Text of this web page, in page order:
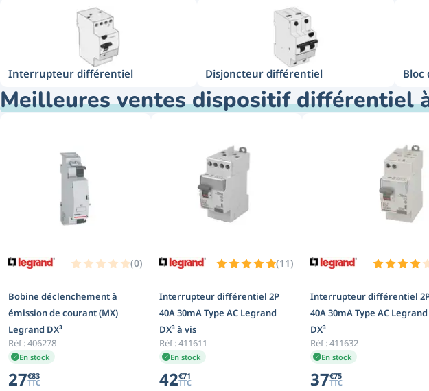
Interrupteur différentiel Disjoncteur différentiel Bloc
Meilleures ventes dispositif différentiel
(0)
Bobine déclenchement à
émission de courant (MX)
Legrand DX³
Réf :406278
En stock
27€83
TTC
(11)
Interrupteur différentiel 2P
40A 30mA Type AC Legrand
DX³ à vis
Réf :411611
En stock
42€71
TTC
Interrupteur différentiel
40A 30mA Type AC Legrand
DX³
Réf :411632
En stock
37€75
TTC